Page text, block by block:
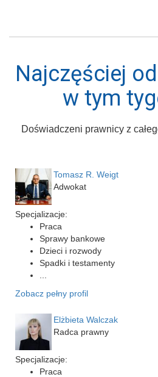
Najczęściej
w tym
Doświadczeni prawnicy z
Tomasz R. Weigt
Adwokat
Specjalizacje:
Praca
Sprawy bankowe
Dzieci i rozwody
Spadki i testamenty
Zobacz pełny profil
Elżbieta Walczak
Radca prawny
Specjalizacje:
Praca